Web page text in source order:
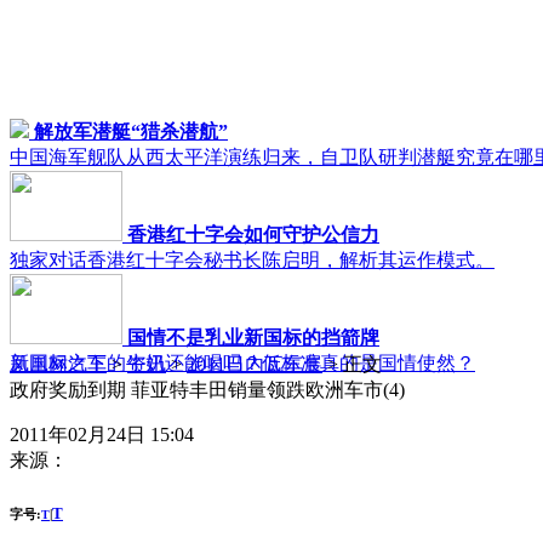
解放军潜艇“猎杀潜航”
中国海军舰队从西太平洋演练归来，自卫队研判潜艇究竟在哪
香港红十字会如何守护公信力
独家对话香港红十字会秘书长陈启明，解析其运作模式。
国情不是乳业新国标的挡箭牌
新国标之下的牛奶还能喝吗？低标准真的是国情使然？
凤凰网汽车>资讯>2011日内瓦车展> 正文
政府奖励到期 菲亚特丰田销量领跌欧洲车市(4)
2011年02月24日 15:04
来源：
字号:T|T